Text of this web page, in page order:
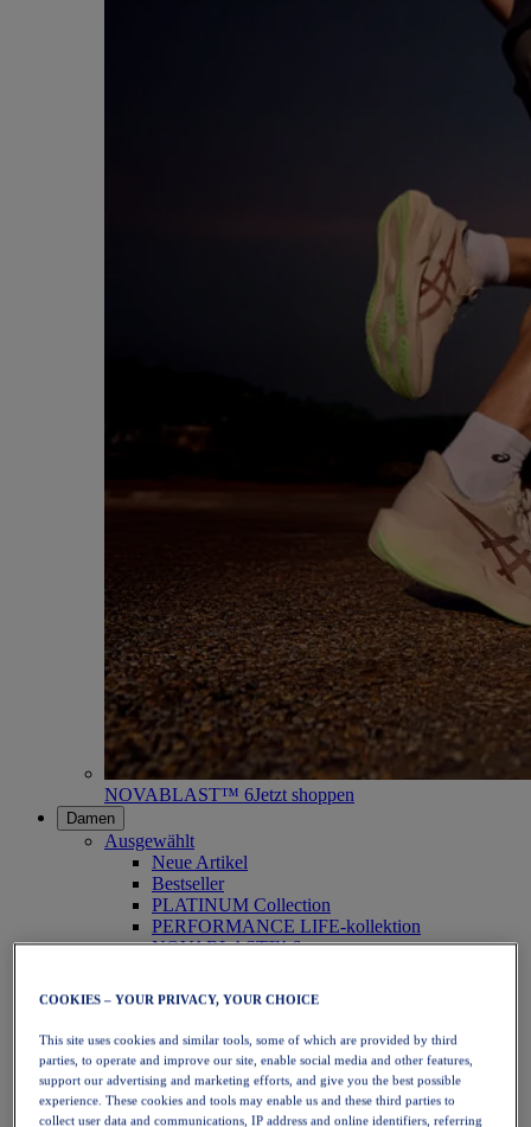
NOVABLAST™ 6Jetzt shoppen
Damen
Ausgewählt
Neue Artikel
Bestseller
PLATINUM Collection
PERFORMANCE LIFE-kollektion
NOVABLAST™ 6
Laufen
Trailrunning
Tennis
Volleyball
Handball
Padel
Korbball
COOKIES – YOUR PRIVACY, YOUR CHOICE
This site uses cookies and similar tools, some of which are provided by third
parties, to operate and improve our site, enable social media and other features,
support our advertising and marketing efforts, and give you the best possible
experience. These cookies and tools may enable us and these third parties to
collect user data and communications, IP address and online identifiers, referring